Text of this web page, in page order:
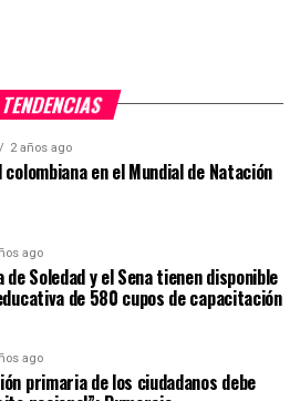
TENDENCIAS
2 años ago
en el Mundial de Natación
ago
de Soledad y el Sena tienen disponible
de 580 cupos de capacitación
ago
primaria de los ciudadanos debe